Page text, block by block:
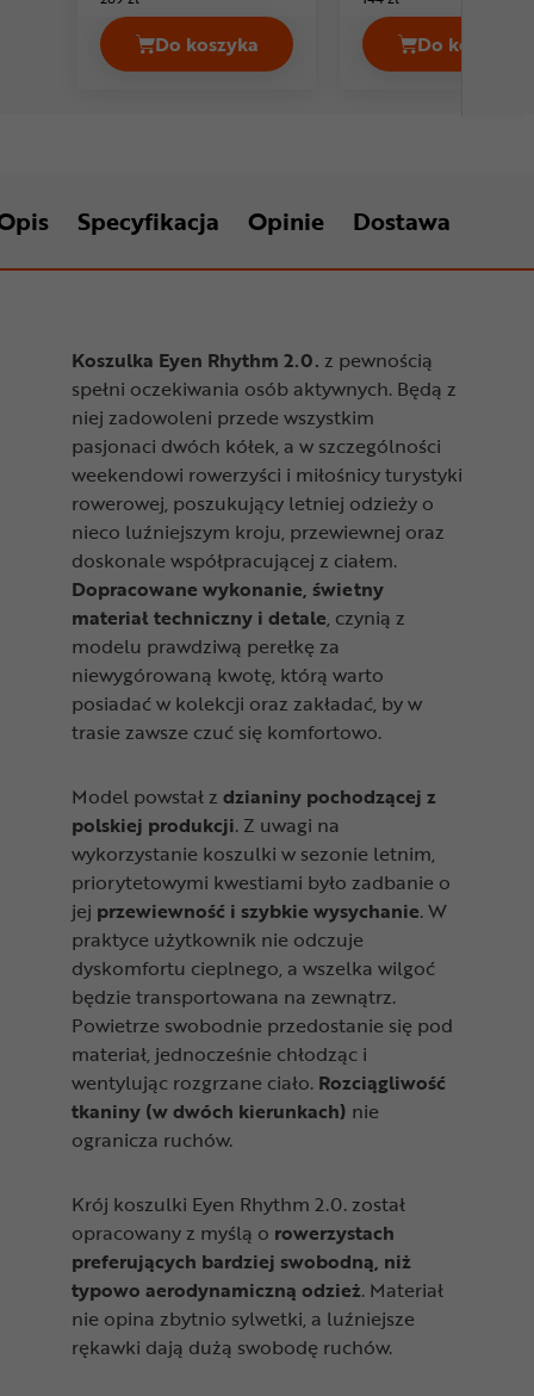
Do koszyka
Koszulka rowerowa ENDURADo koszyka
Specyfikacja Opinie Dostawa
Koszulka Eyen Rhythm 2.0. z pewnością
spełni oczekiwania osób aktywnych. Będą z
niej zadowoleni przede wszystkim
pasjonaci dwóch kółek, a w szczególności
weekendowi rowerzyści i miłośnicy turystyki
rowerowej, poszukujący letniej odzieży o
nieco luźniejszym kroju, przewiewnej oraz
doskonale współpracującej z ciałem.
Dopracowane wykonanie, świetny
materiał techniczny i detale, czynią z
modelu prawdziwą perełkę za
niewygórowaną kwotę, którą warto
posiadać w kolekcji oraz zakładać, by w
trasie zawsze czuć się komfortowo.
Model powstał z dzianiny pochodzącej z
polskiej produkcji. Z uwagi na
wykorzystanie koszulki w sezonie letnim,
priorytetowymi kwestiami było zadbanie o
jej przewiewność i szybkie wysychanie. W
praktyce użytkownik nie odczuje
dyskomfortu cieplnego, a wszelka wilgoć
będzie transportowana na zewnątrz.
Powietrze swobodnie przedostanie się pod
materiał, jednocześnie chłodząc i
wentylując rozgrzane ciało. Rozciągliwość
tkaniny (w dwóch kierunkach) nie
ogranicza ruchów.
Krój koszulki Eyen Rhythm 2.0. został
opracowany z myślą o rowerzystach
preferujących bardziej swobodną, niż
typowo aerodynamiczną odzież. Materiał
nie opina zbytnio sylwetki, a luźniejsze
rękawki dają dużą swobodę ruchów.